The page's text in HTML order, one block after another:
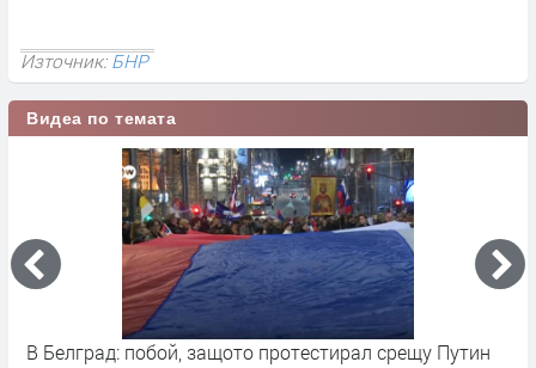
Източник:БНР
Видеа по темата
В Белград: побой, защото протестирал срещу Путин